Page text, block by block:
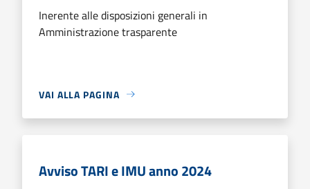
Inerente alle disposizioni generali in
Amministrazione trasparente
VAI ALLA PAGINA
Avviso TARI e IMU anno 2024